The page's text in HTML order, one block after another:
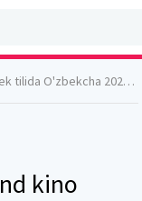
kino Full HD tas-ix skachat
kino